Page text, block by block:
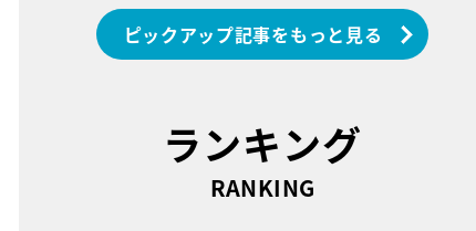
ピックアップ記事をもっと見る
ランキング
RANKING